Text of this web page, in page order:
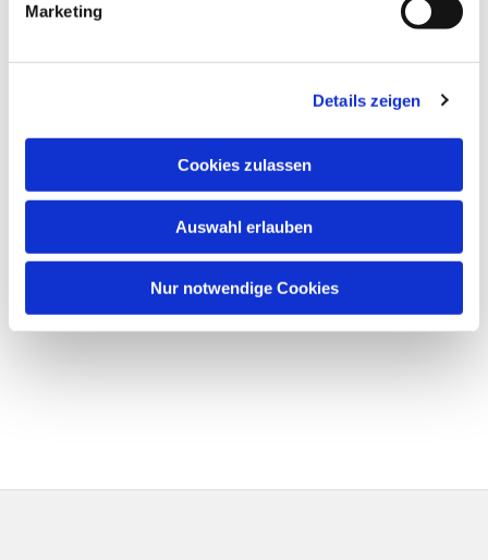
Marketing
Details zeigen
Cookies zulassen
Auswahl erlauben
Nur notwendige Cookies